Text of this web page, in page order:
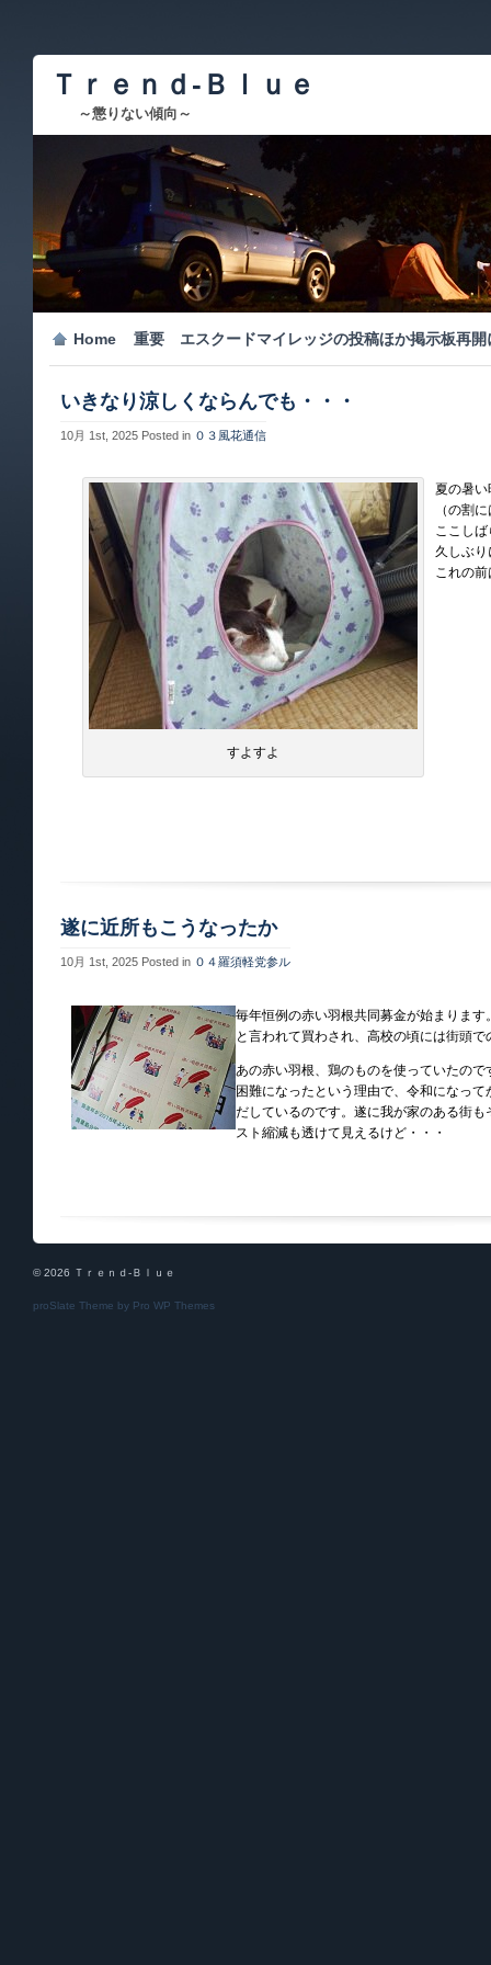
Ｔｒｅｎｄ-Ｂｌｕｅ
～懲りない傾向～
Home 重要 エスクードマイレッジの投稿ほか掲示板再開
いきなり涼しくならんでも・・・
10月 1st, 2025 Posted in ０３風花通信
すよすよ
夏の暑い
（の割
ここし
久しぶ
これの
遂に近所もこうなったか
10月 1st, 2025 Posted in ０４羅須軽党参ル
毎年恒例の赤い羽根共同募金が始まりま
と言われて買わされ、高校の頃には街頭
あの赤い羽根、鶏のものを使っていたの
困難になったという理由で、令和になっ
だしているのです。遂に我が家のある街
スト縮減も透けて見えるけど・・・
© 2026 Ｔｒｅｎｄ-Ｂｌｕｅ
proSlate Theme by Pro WP Themes